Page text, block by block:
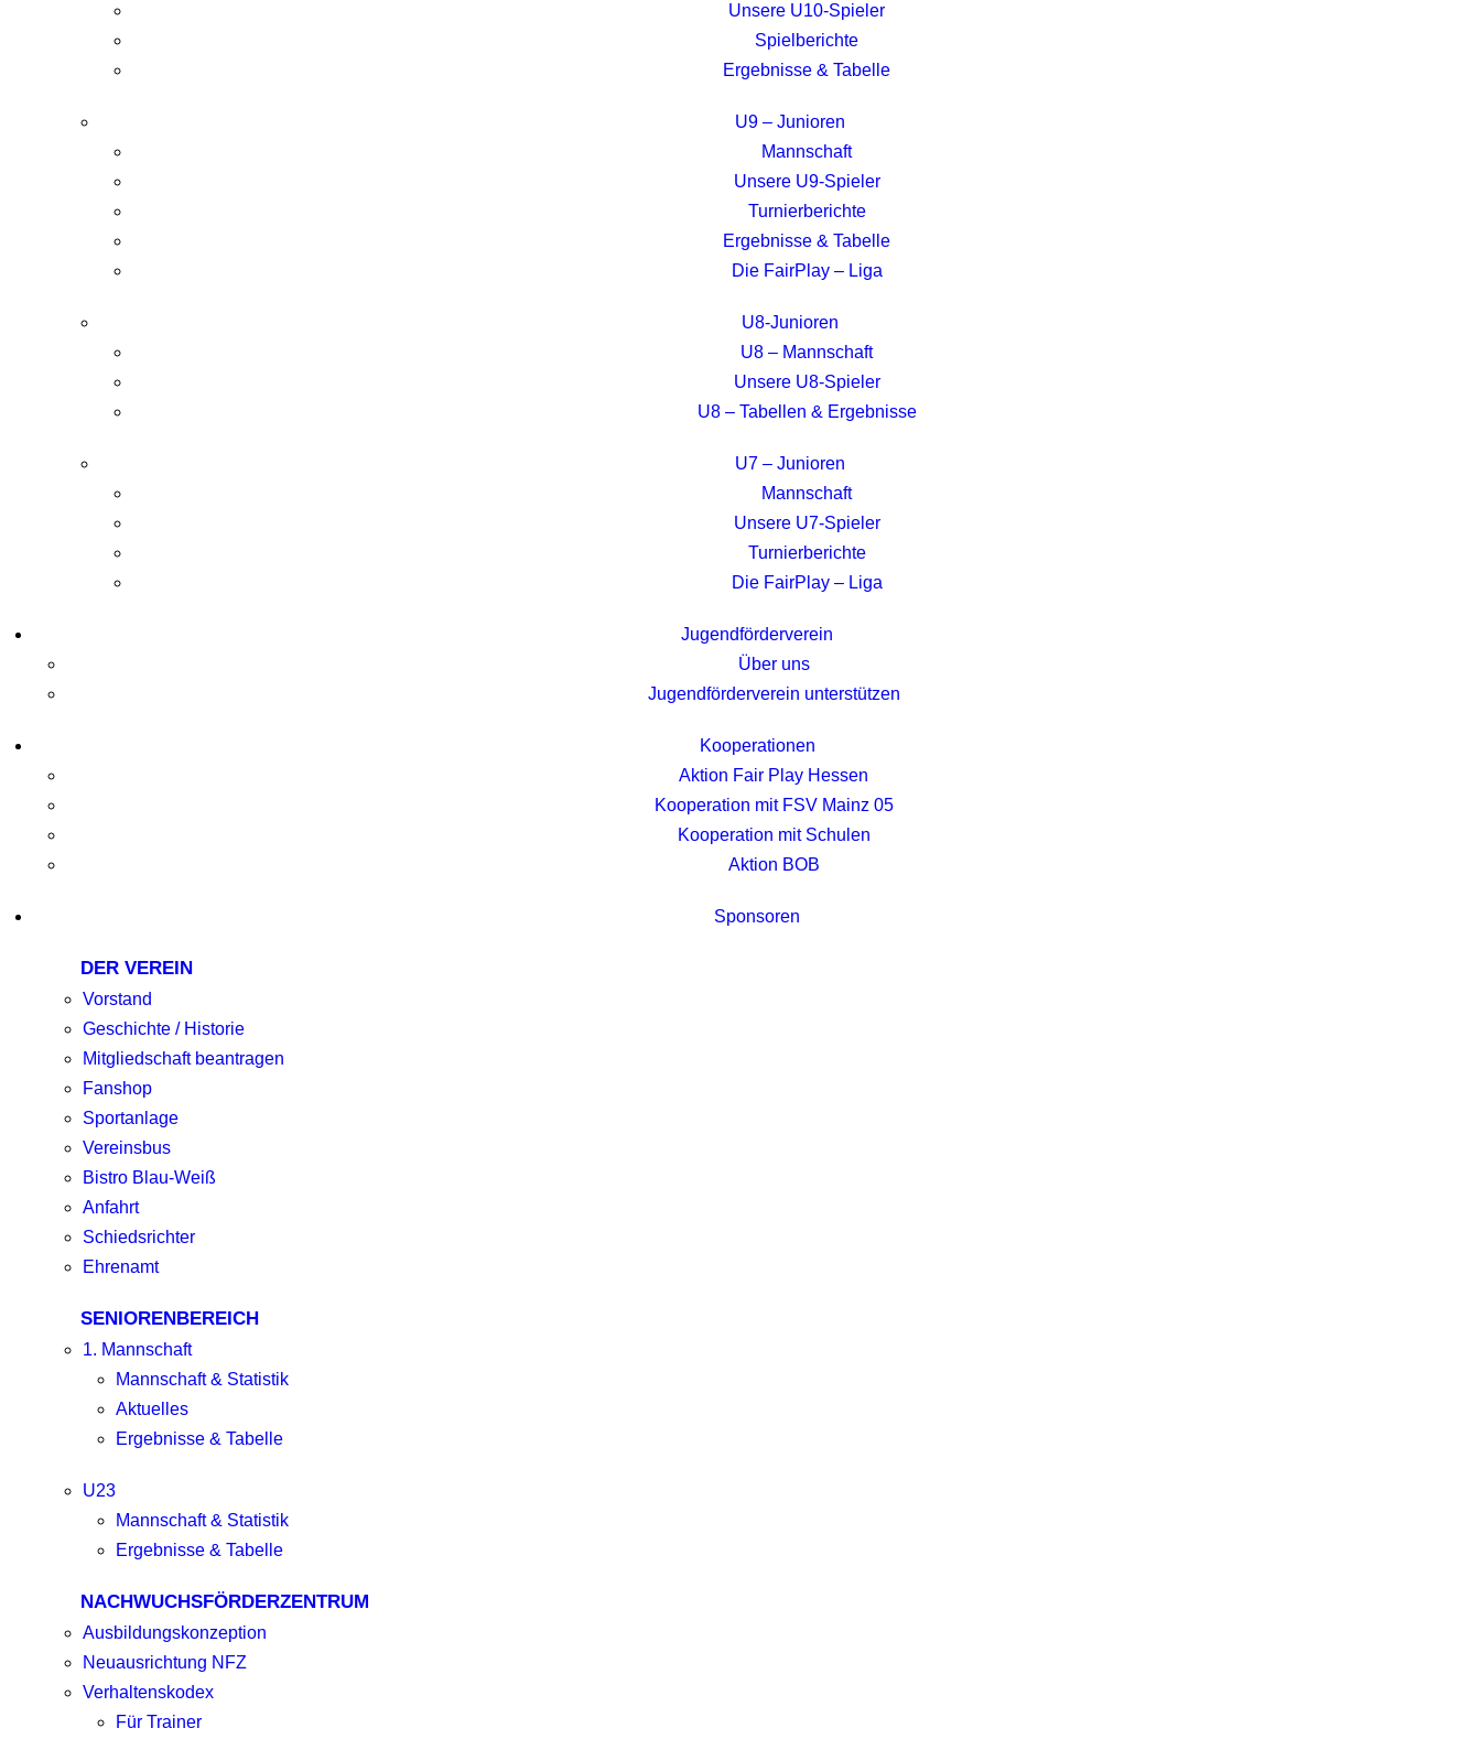
Unsere U10-Spieler
Spielberichte
Ergebnisse & Tabelle
U9 – Junioren
Mannschaft
Unsere U9-Spieler
Turnierberichte
Ergebnisse & Tabelle
Die FairPlay – Liga
U8-Junioren
U8 – Mannschaft
Unsere U8-Spieler
U8 – Tabellen & Ergebnisse
U7 – Junioren
Mannschaft
Unsere U7-Spieler
Turnierberichte
Die FairPlay – Liga
Jugendförderverein
Über uns
Jugendförderverein unterstützen
Kooperationen
Aktion Fair Play Hessen
Kooperation mit FSV Mainz 05
Kooperation mit Schulen
Aktion BOB
Sponsoren
DER VEREIN
Vorstand
Geschichte / Historie
Mitgliedschaft beantragen
Fanshop
Sportanlage
Vereinsbus
Bistro Blau-Weiß
Anfahrt
Schiedsrichter
Ehrenamt
SENIORENBEREICH
1. Mannschaft
Mannschaft & Statistik
Aktuelles
Ergebnisse & Tabelle
U23
Mannschaft & Statistik
Ergebnisse & Tabelle
NACHWUCHSFÖRDERZENTRUM
Ausbildungskonzeption
Neuausrichtung NFZ
Verhaltenskodex
Für Trainer